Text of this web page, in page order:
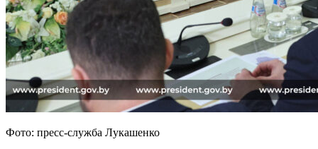
Фото: пресс-служба Лукашенко